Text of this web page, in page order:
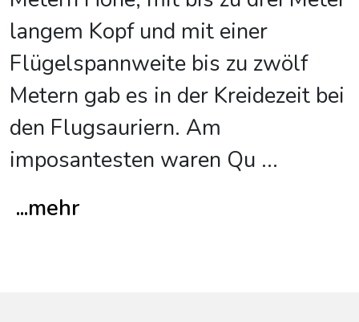
langem Kopf und mit einer
Flügelspannweite bis zu zwölf
Metern gab es in der Kreidezeit bei
den Flugsauriern. Am
imposantesten waren Qu ...
...mehr